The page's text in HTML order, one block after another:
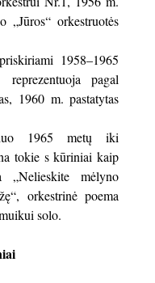
orkestruotės
1958–1965
pagal
1960 m. pastatytas
1965 metų iki
tokie s kūriniai kaip
„Nelieskite mėlyno
orkestrinė poema
solo.